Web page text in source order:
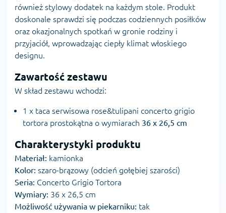
również stylowy dodatek na każdym stole. Produkt
doskonale sprawdzi się podczas codziennych posiłków
oraz okazjonalnych spotkań w gronie rodziny i
przyjaciół, wprowadzając ciepły klimat włoskiego
designu.
Zawartość zestawu
W skład zestawu wchodzi:
1 x taca serwisowa rose&tulipani concerto grigio
tortora prostokątna o wymiarach 36 x 26,5 cm
Charakterystyki produktu
Materiał: kamionka
Kolor: szaro-brązowy (odcień gołębiej szarości)
Seria: Concerto Grigio Tortora
Wymiary: 36 x 26,5 cm
Możliwość używania w piekarniku: tak